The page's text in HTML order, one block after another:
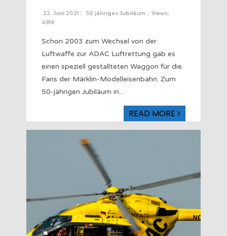
22. Juni 2021 | 50 jähriges Jubiläum | Views:
4919
Schon 2003 zum Wechsel von der
Luftwaffe zur ADAC Luftrettung gab es
einen speziell gestallteten Waggon für die
Fans der Märklin-Modelleisenbahn. Zum
50-jährigen Jubiläum in...
READ MORE